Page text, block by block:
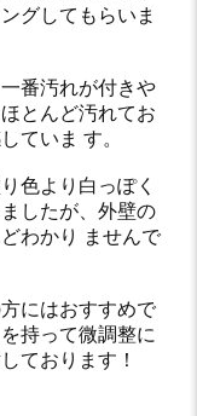
グしてもらいま
番汚れが付きや
とんど汚れてお
ていま す。
色より白っぽく
したが、外壁の
わかり ませんで
にはおすすめで
持って微調整に
ております！